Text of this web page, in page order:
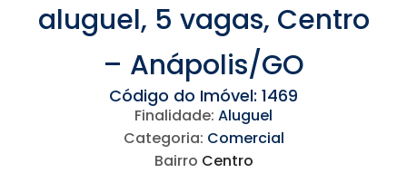
aluguel, 5 vagas, Centro
– Anápolis/GO
Código do Imóvel: 1469
Finalidade: Aluguel
Categoria: Comercial
Bairro Centro